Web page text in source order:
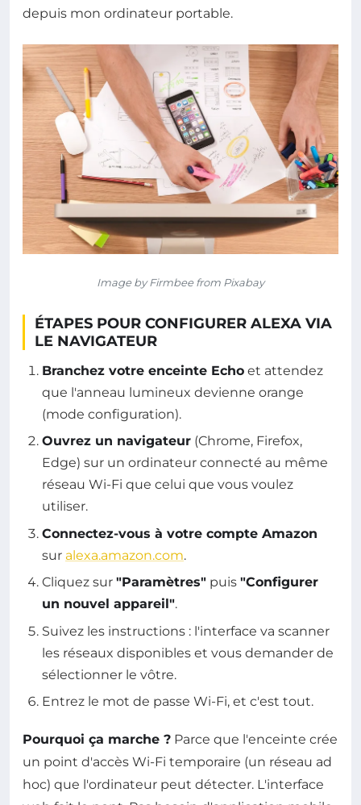
depuis mon ordinateur portable.
Image by Firmbee from Pixabay
ÉTAPES POUR CONFIGURER ALEXA VIA
LE NAVIGATEUR
Branchez votre enceinte Echo et attendez
que l'anneau lumineux devienne orange
(mode configuration).
Ouvrez un navigateur (Chrome, Firefox,
Edge) sur un ordinateur connecté au même
réseau Wi-Fi que celui que vous voulez
utiliser.
Connectez-vous à votre compte Amazon
sur alexa.amazon.com.
Cliquez sur "Paramètres" puis "Configurer
un nouvel appareil".
Suivez les instructions : l'interface va scanner
les réseaux disponibles et vous demander de
sélectionner le vôtre.
Entrez le mot de passe Wi-Fi, et c'est tout.
Pourquoi ça marche ? Parce que l'enceinte crée
un point d'accès Wi-Fi temporaire (un réseau ad
hoc) que l'ordinateur peut détecter. L'interface